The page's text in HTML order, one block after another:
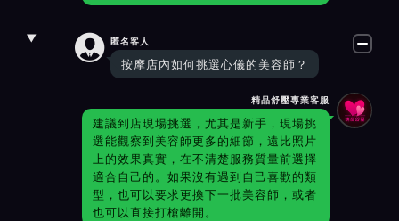
 匿名客人
按摩店內如何挑選心儀的美容師？
精品舒壓專業客服
建議到店現場挑選，尤其是新手，現場挑
選能觀察到美容師更多的細節，遠比照片
上的效果真實，在不清楚服務質量前選擇
適合自己的。如果沒有遇到自己喜歡的類
型，也可以要求更換下一批美容師，或者
也可以直接打槍離開。